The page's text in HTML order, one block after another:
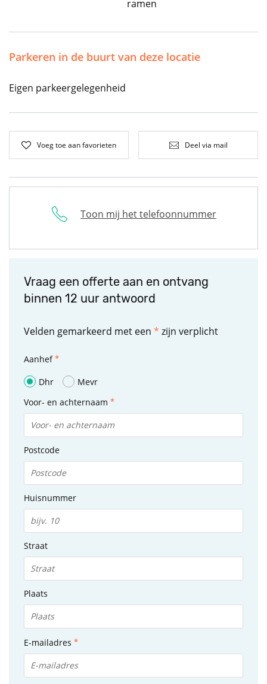
ramen
Parkeren in de buurt van deze locatie
Eigen parkeergelegenheid
Voeg toe aan favorieten Deel via mail
Toon mij het telefoonnummer
Vraag een offerte aan en ontvang
binnen 12 uur antwoord
Velden gemarkeerd met een * zijn verplicht
Aanhef
Dhr
Mevr
Voor- en achternaam
Postcode
Huisnummer
Straat
Plaats
E-mailadres